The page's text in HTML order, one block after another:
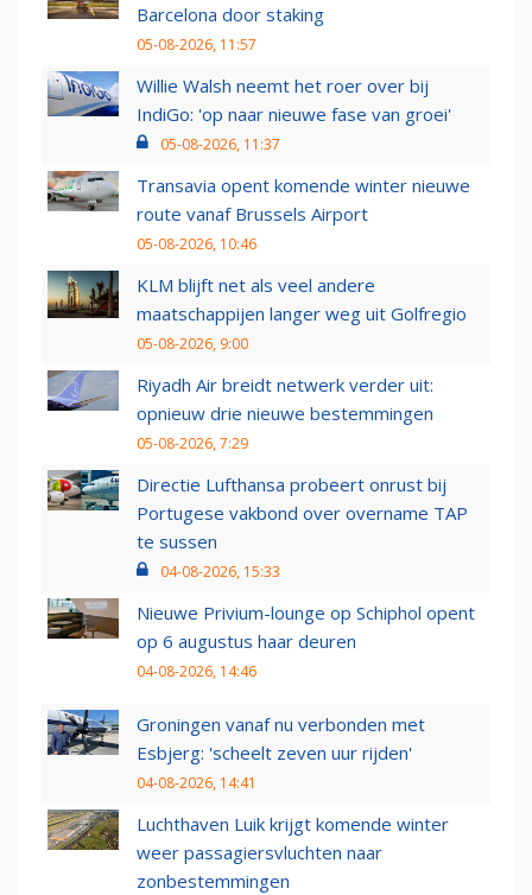
Barcelona door staking
05-08-2026, 11:57
Willie Walsh neemt het roer over bij
IndiGo: 'op naar nieuwe fase van groei'
05-08-2026, 11:37
Transavia opent komende winter nieuwe
route vanaf Brussels Airport
05-08-2026, 10:46
KLM blijft net als veel andere
maatschappijen langer weg uit Golfregio
05-08-2026, 9:00
Riyadh Air breidt netwerk verder uit:
opnieuw drie nieuwe bestemmingen
05-08-2026, 7:29
Directie Lufthansa probeert onrust bij
Portugese vakbond over overname TAP
te sussen
04-08-2026, 15:33
Nieuwe Privium-lounge op Schiphol opent
op 6 augustus haar deuren
04-08-2026, 14:46
Groningen vanaf nu verbonden met
Esbjerg: 'scheelt zeven uur rijden'
04-08-2026, 14:41
Luchthaven Luik krijgt komende winter
weer passagiersvluchten naar
zonbestemmingen